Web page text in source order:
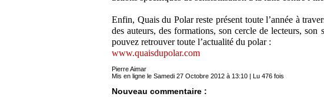
Enfin, Quais du Polar reste présent toute l’année à
des auteurs, des formations, son cercle de lecteurs,
pouvez retrouver toute l’actualité du polar :
www.quaisdupolar.com
Pierre Aimar
Mis en ligne le Samedi 27 Octobre 2012 à 13:10 | Lu 476 fois
Nouveau commentaire :